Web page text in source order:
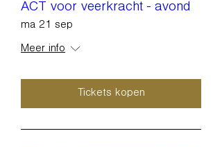
ACT voor veerkracht - avond
ma 21 sep
Meer info
Tickets kopen